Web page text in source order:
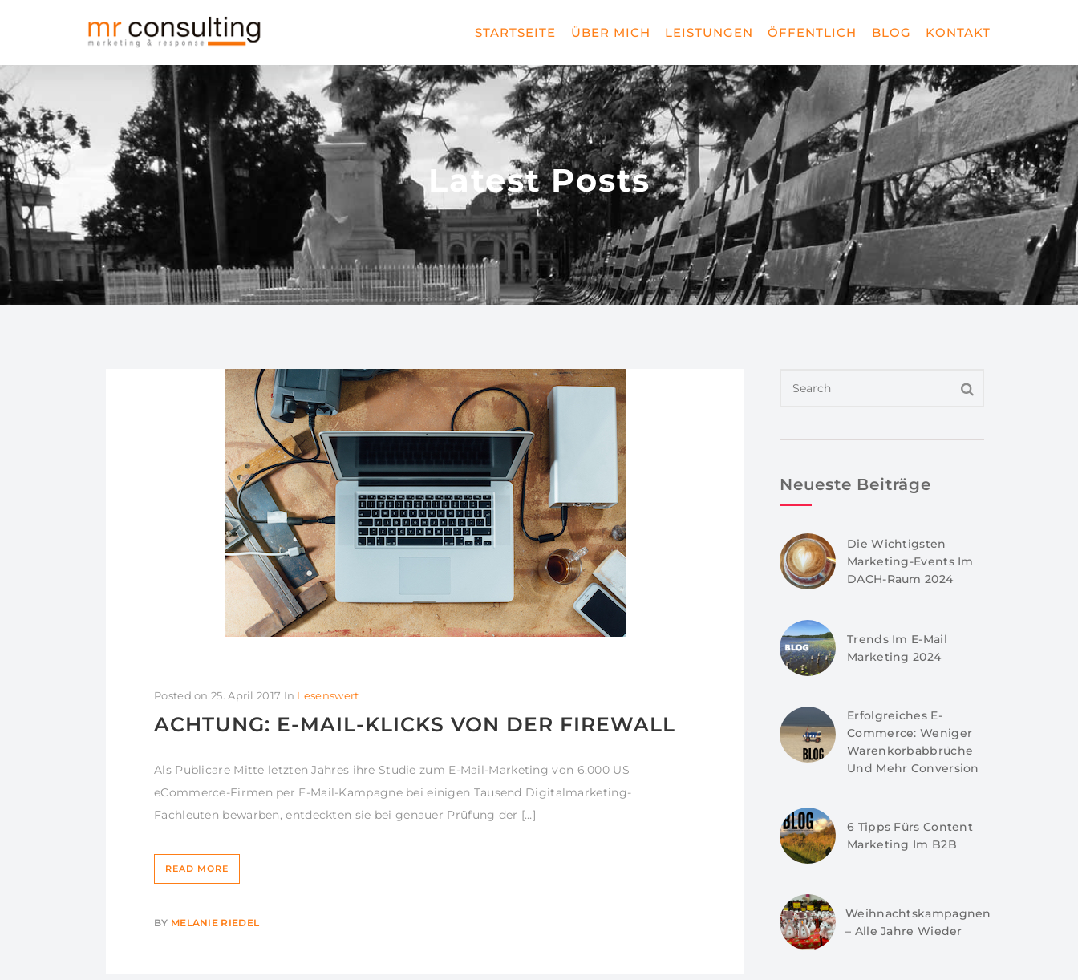
STARTSEITE ÜBER MICH LEISTUNGEN ÖFFENTLICH BLOG KONTAKT
Latest Posts
Posted on 25. April 2017 In Lesenswert
ACHTUNG: E-MAIL-KLICKS VON DER FIREWALL
Als Publicare Mitte letzten Jahres ihre Studie zum E-Mail-Marketing von 6.000 US
eCommerce-Firmen per E-Mail-Kampagne bei einigen Tausend Digitalmarketing-
Fachleuten bewarben, entdeckten sie bei genauer Prüfung der […]
READ MORE
BY MELANIE RIEDEL
Neueste Beiträge
Die Wichtigsten
Marketing-Events Im
DACH-Raum 2024
Trends Im E-Mail
Marketing 2024
Erfolgreiches E-
Commerce: Weniger
Warenkorbabbrüche
Und Mehr Conversion
6 Tipps Fürs Content
Marketing Im B2B
Weihnachtskampagnen
– Alle Jahre Wieder